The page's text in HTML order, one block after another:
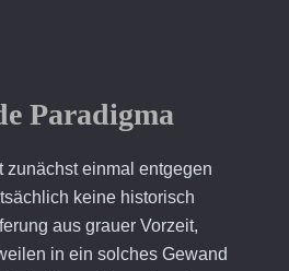
Paradigma
zunächst einmal entgegen
keine historisch
aus grauer Vorzeit,
in ein solches Gewand